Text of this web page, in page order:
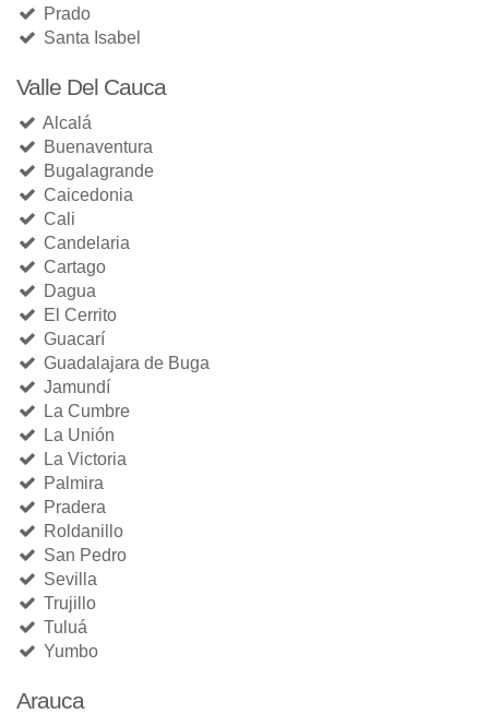
Prado
Santa Isabel
Valle Del Cauca
Alcalá
Buenaventura
Bugalagrande
Caicedonia
Cali
Candelaria
Cartago
Dagua
El Cerrito
Guacarí
Guadalajara de Buga
Jamundí
La Cumbre
La Unión
La Victoria
Palmira
Pradera
Roldanillo
San Pedro
Sevilla
Trujillo
Tuluá
Yumbo
Arauca